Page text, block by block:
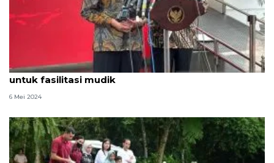
Presiden perintahkan penambahan "rest area"
untuk fasilitasi mudik
6 Mei 2024